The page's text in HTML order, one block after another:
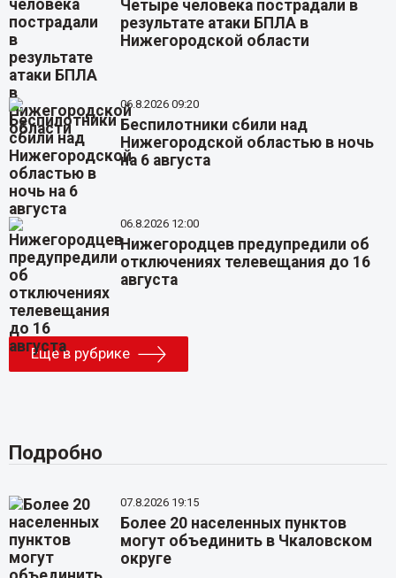
Четыре человека пострадали в
результате атаки БПЛА в
Нижегородской области
06.8.2026 09:20
Беспилотники сбили над
Нижегородской областью в ночь
на 6 августа
06.8.2026 12:00
Нижегородцев предупредили об
отключениях телевещания до 16
августа
Еще в рубрике
Подробно
07.8.2026 19:15
Более 20 населенных пунктов
могут объединить в Чкаловском
округе